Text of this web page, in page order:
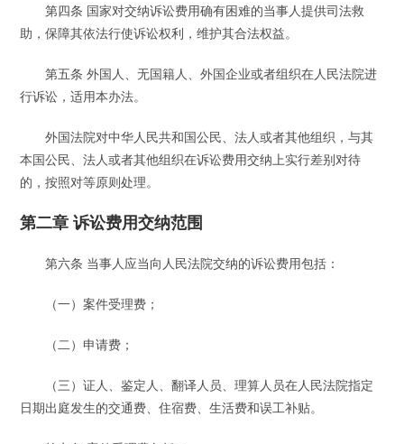
第四条 国家对交纳诉讼费用确有困难的当事人提供司法救
助，保障其依法行使诉讼权利，维护其合法权益。
第五条 外国人、无国籍人、外国企业或者组织在人民法院进
行诉讼，适用本办法。
外国法院对中华人民共和国公民、法人或者其他组织，与其
本国公民、法人或者其他组织在诉讼费用交纳上实行差别对待
的，按照对等原则处理。
第二章 诉讼费用交纳范围
第六条 当事人应当向人民法院交纳的诉讼费用包括：
（一）案件受理费；
（二）申请费；
（三）证人、鉴定人、翻译人员、理算人员在人民法院指定
日期出庭发生的交通费、住宿费、生活费和误工补贴。